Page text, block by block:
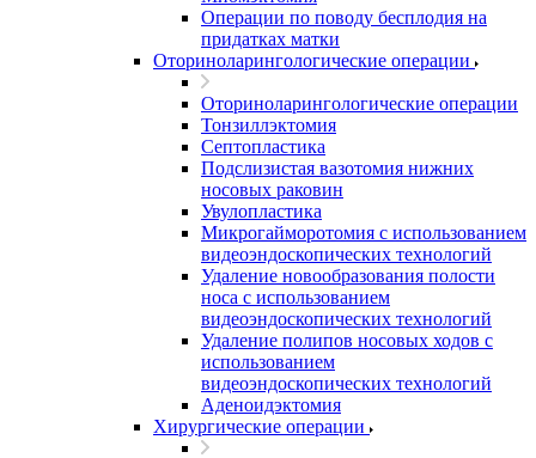
Операции по поводу бесплодия на
придатках матки
Оториноларингологические операции
Оториноларингологические операции
Тонзиллэктомия
Септопластика
Подслизистая вазотомия нижних
носовых раковин
Увулопластика
Микрогайморотомия с использованием
видеоэндоскопических технологий
Удаление новообразования полости
носа с использованием
видеоэндоскопических технологий
Удаление полипов носовых ходов с
использованием
видеоэндоскопических технологий
Аденоидэктомия
Хирургические операции